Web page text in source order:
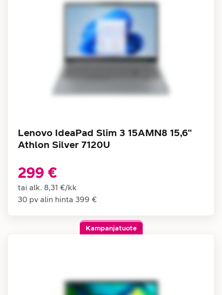
Lenovo IdeaPad Slim 3 15AMN8 15,6"
Athlon Silver 7120U
299 €
tai alk. 8,31 €/kk
30 pv alin hinta 399 €
Kampanjatuote